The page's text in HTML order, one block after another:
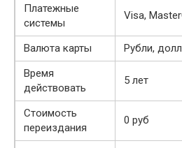
Платежные
системы
Visa,
Валюта карты
Рубли,
Время
действовать
5 лет
Стоимость
переиздания
0 руб